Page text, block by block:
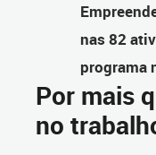
nas 82
programa
Por mais
no